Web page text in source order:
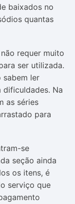
baixados no
quantas
requer muito
ser utilizada.
sabem ler
dificuldades. Na
as séries
para
se
seção ainda
os itens, é
serviço que